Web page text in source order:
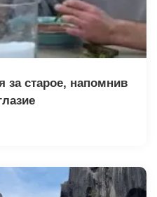
за старое, напомнив